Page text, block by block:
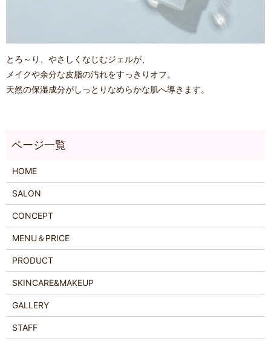
とろ～り、やさしくなじむジェルが、
メイクや余分な皮脂の汚れをすっきりオフ。
天然の保湿成分がしっとりなめらかな肌へ導きます。
HOME
SALON
CONCEPT
MENU＆PRICE
PRODUCT
SKINCARE&MAKEUP
GALLERY
STAFF